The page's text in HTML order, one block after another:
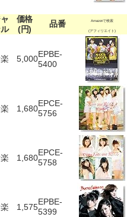
価格
(円)
品番 Amazonで検索
(アフィリエイト)
5,000EPBE-
5400
1,680
EPCE-
5756
1,680
EPCE-
5758
1,575
EPBE-
5399